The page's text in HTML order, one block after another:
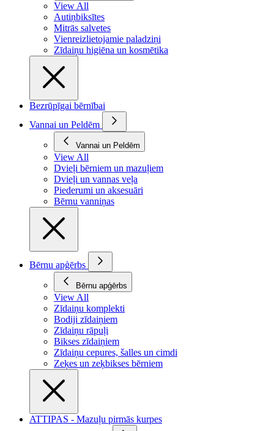
View All
Autiņbiksītes
Mitrās salvetes
Vienreizlietojamie paladziņi
Zīdaiņu higiēna un kosmētika
Bezrūpīgai bērnībai
Vannai un Peldēm
Vannai un Peldēm
View All
Dvieļi bērniem un mazuļiem
Dvieļi un vannas veļa
Piederumi un aksesuāri
Bērnu vanniņas
Bērnu apģērbs
Bērnu apģērbs
View All
Zīdaiņu komplekti
Bodiji zīdaiņiem
Zīdaiņu rāpuļi
Bikses zīdaiņiem
Zīdaiņu cepures, šalles un cimdi
Zeķes un zeķbikses bērniem
ATTIPAS - Mazuļu pirmās kurpes